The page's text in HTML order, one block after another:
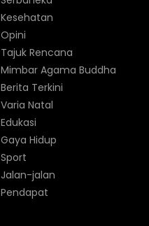
Kesehatan
Opini
Tajuk Rencana
Mimbar Agama Buddha
Berita Terkini
Varia Natal
Edukasi
Gaya Hidup
Sport
Jalan-jalan
Pendapat